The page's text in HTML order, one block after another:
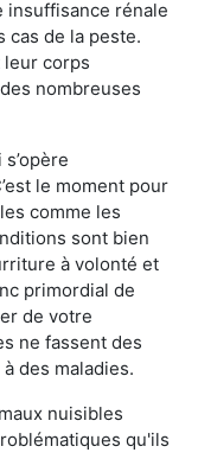
rénale
cas de la peste.
leur corps
nombreuses
le moment pour
comme les
sont bien
à volonté et
primordial de
de votre
ne fassent des
des maladies.
nuisibles
qu'ils